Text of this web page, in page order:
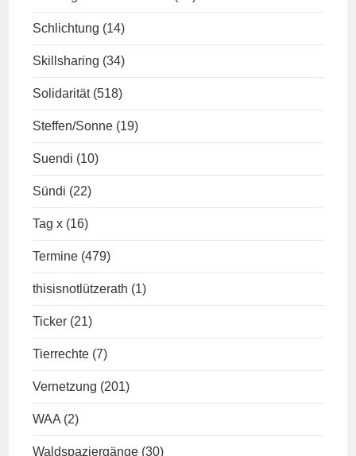
Schlichtung (14)
Skillsharing (34)
Solidarität (518)
Steffen/Sonne (19)
Suendi (10)
Sündi (22)
Tag x (16)
Termine (479)
thisisnotlützerath (1)
Ticker (21)
Tierrechte (7)
Vernetzung (201)
WAA (2)
Waldspaziergänge (30)